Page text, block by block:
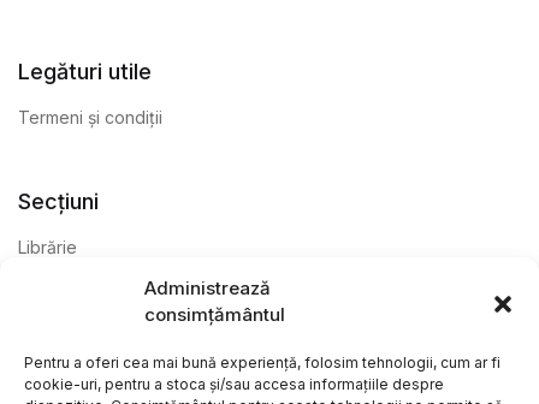
Administrează
consimțământul
Pentru a oferi cea mai bună experiență, folosim tehnologii, cum ar fi
cookie-uri, pentru a stoca și/sau accesa informațiile despre
Legături utile
Termeni și condiții
Secțiuni
Librărie